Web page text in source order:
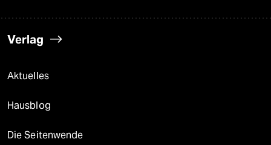
Verlag
Aktuelles
Hausblog
Die Seitenwende